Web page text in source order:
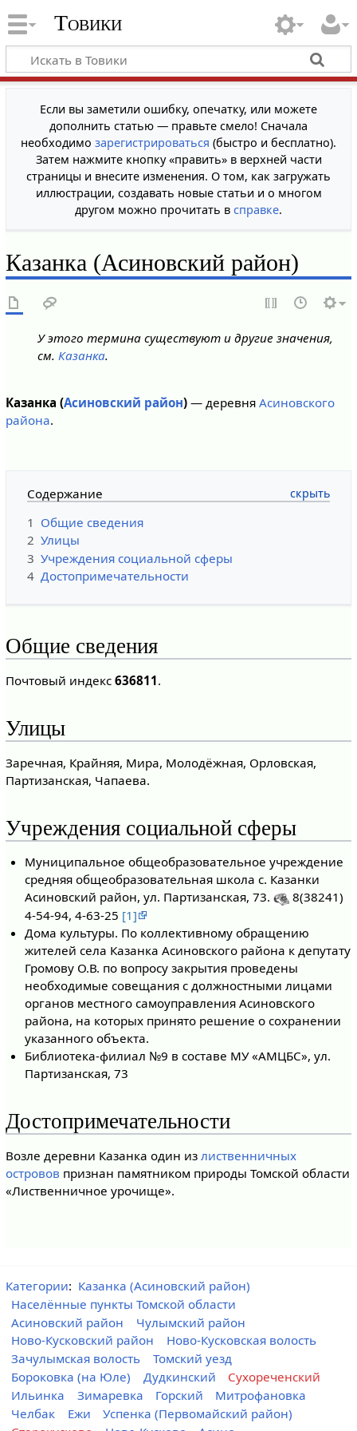
Товики
Если вы заметили ошибку, опечатку, или можете
дополнить статью — правьте смело! Сначала
необходимо зарегистрироваться (быстро и бесплатно).
Затем нажмите кнопку «править» в верхней части
страницы и внесите изменения. О том, как загружать
иллюстрации, создавать новые статьи и о многом
другом можно прочитать в справке.
Казанка (Асиновский район)
У этого термина существуют и другие значения,
см. Казанка.
Казанка (Асиновский район)— деревня Асиновского
района.
Содержание
1 Общие сведения
2 Улицы
3 Учреждения социальной сферы
4 Достопримечательности
Общие сведения
Почтовый индекс 636811.
Улицы
Заречная, Крайняя, Мира, Молодёжная, Орловская,
Партизанская, Чапаева.
Учреждения социальной сферы
Муниципальное общеобразовательное учреждение
средняя общеобразовательная школа с. Казанки
Асиновский район, ул. Партизанская, 73.
8(38241)
4-54-94, 4-63-25 [1]
Дома культуры. По коллективному обращению
жителей села Казанка Асиновского района к депутату
Громову О.В. по вопросу закрытия проведены
необходимые совещания с должностными лицами
органов местного самоуправления Асиновского
района, на которых принято решение о сохранении
указанного объекта.
Библиотека-филиал №9 в составе МУ «АМЦБС», ул.
Партизанская, 73
Достопримечательности
Возле деревни Казанка один из лиственничных
островов признан памятником природы Томской области
«Лиственничное урочище».
Категории: Казанка (Асиновский район)
Населённые пункты Томской области
Асиновский район
Чулымский район
Ново-Кусковский район
Ново-Кусковская волость
Зачулымская волость
Томский уезд
Бороковка (на Юле)
Дудкинский
Сухореченский
Ильинка
Зимаревка Горский
Митрофановка
Челбак
Ежи
Успенка (Первомайский район)